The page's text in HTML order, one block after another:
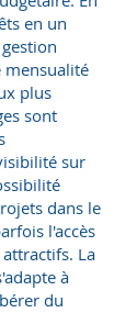
en un
mensualité
plus
sont
sur
dans le
l'accès
La
à
du